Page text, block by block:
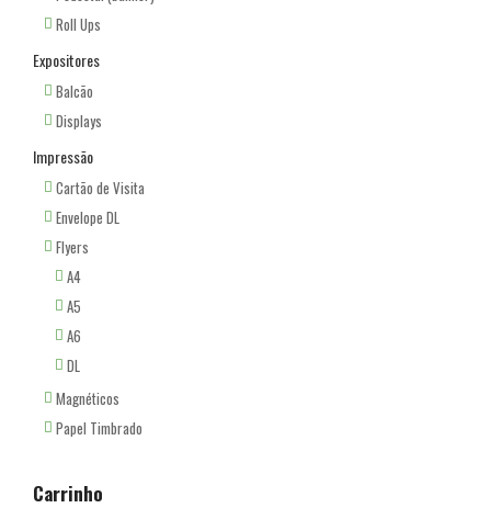
Roll Ups
Expositores
Balcão
Displays
Impressão
Cartão de Visita
Envelope DL
Flyers
A4
A5
A6
DL
Magnéticos
Papel Timbrado
Carrinho